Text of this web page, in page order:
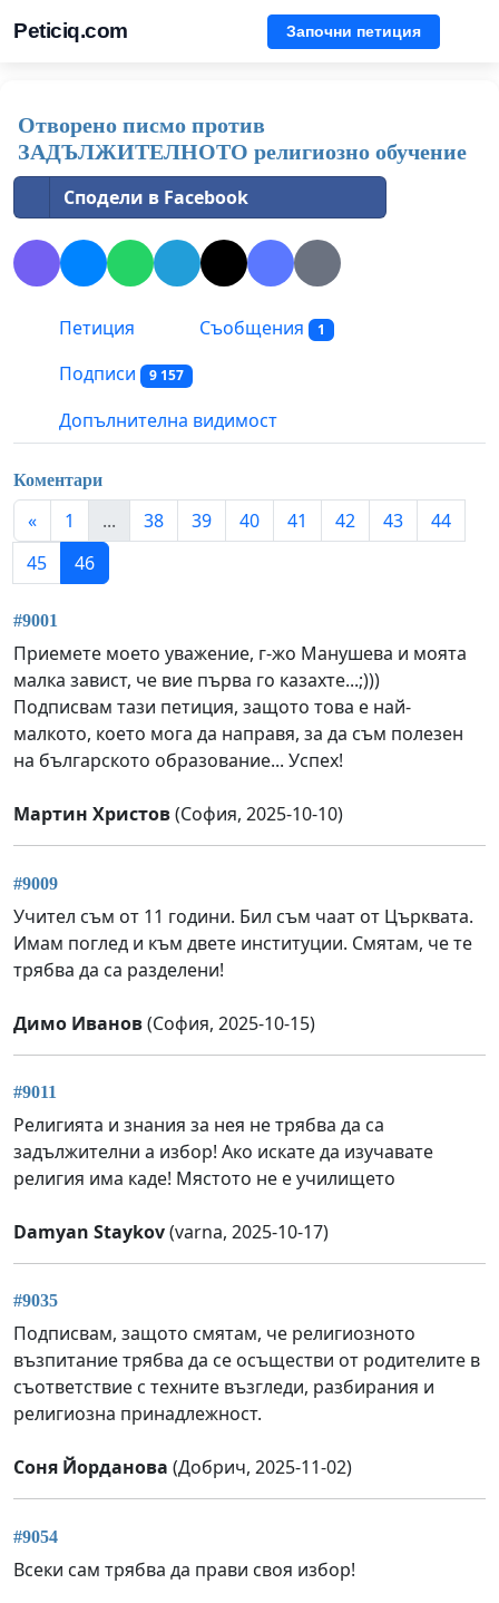
Peticiq.com Започни петиция
Отворено писмо против
ЗАДЪЛЖИТЕЛНОТО религиозно обучение
Сподели в Facebook
Петиция Съобщения 1
Подписи 9 157
Допълнителна видимост
Коментари
« 1 ... 38 39 40 41 42 43
44
45
46
#9001
Приемете моето уважение, г-жо Манушева и моята
малка завист, че вие първа го казахте...;)))
Подписвам тази петиция, защото това е най-
малкото, което мога да направя, за да съм полезен
на българското образование... Успех!
Мартин Христов(София, 2025-10-10)
#9009
Учител съм от 11 години. Бил съм чаат от Църквата.
Имам поглед и към двете институции. Смятам, че те
трябва да са разделени!
Димо Иванов(София, 2025-10-15)
#9011
Религията и знания за нея не трябва да са
задължителни а избор! Ако искате да изучавате
религия има каде! Мястото не е училището
Damyan Staykov(varna, 2025-10-17)
#9035
Подписвам, защото смятам, че религиозното
възпитание трябва да се осъществи от родителите в
съответствие с техните възгледи, разбирания и
религиозна принадлежност.
Соня Йорданова (Добрич, 2025-11-02)
#9054
Всеки сам трябва да прави своя избор!